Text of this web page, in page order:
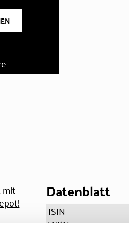
mit Datenblatt
ISIN
WKN